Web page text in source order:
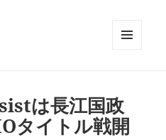
は長江国政
タイトル戦開